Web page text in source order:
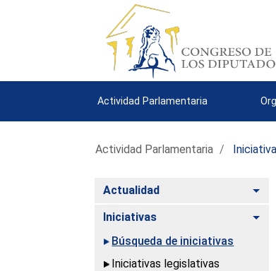
Actividad Parlamentaria
Actividad Parlamentaria
Actualidad
Iniciativas
Búsqueda de iniciativas
Iniciativas legislativas